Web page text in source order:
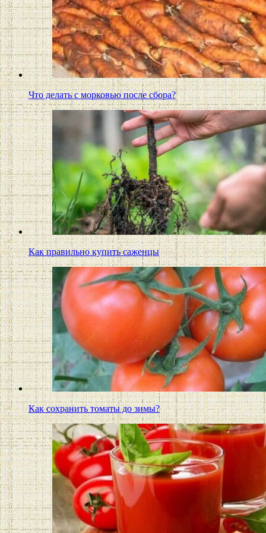
Что делать с морковью после сбора?
Как правильно купить саженцы
Как сохранить томаты до зимы?